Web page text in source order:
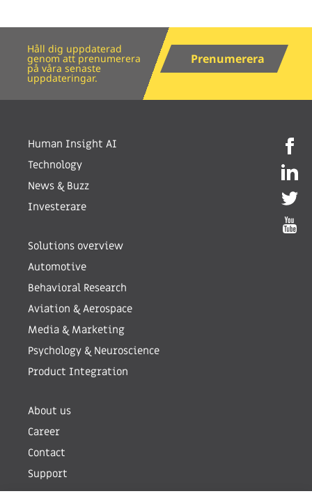
Håll dig uppdaterad
genom att prenumerera
på våra senaste
uppdateringar.
Prenumerera
Human Insight AI
Technology
News & Buzz
Investerare
Solutions overview
Automotive
Behavioral Research
Aviation & Aerospace
Media & Marketing
Psychology & Neuroscience
Product Integration
About us
Career
Contact
Support